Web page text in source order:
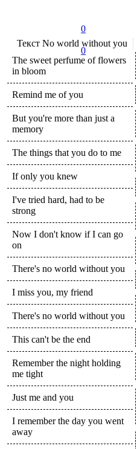
0
0
ТекстNo world without you
The sweet perfume of flowers
in bloom
Remind me of you
But you're more than just a
memory
The things that you do to me
If only you knew
I've tried hard, had to be
strong
Now I don't know if I can go
on
There's no world without you
I miss you, my friend
There's no world without you
This can't be the end
Remember the night holding
me tight
Just me and you
I remember the day you went
away